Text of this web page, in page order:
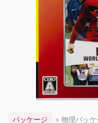
パッケージ > 物理パッケ